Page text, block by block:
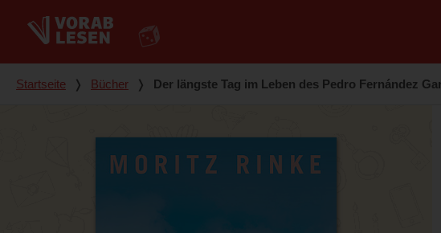
Du bist hier
Startseite ❭ Bücher ❭ Der längste Tag im Leben des Pedro Fernández